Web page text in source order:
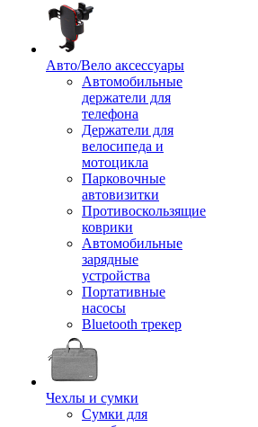
Авто/Вело аксессуары
Автомобильные
держатели для
телефона
Держатели для
велосипеда и
мотоцикла
Парковочные
автовизитки
Противоскользящие
коврики
Автомобильные
зарядные
устройства
Портативные
насосы
Bluetooth трекер
Чехлы и сумки
Сумки для